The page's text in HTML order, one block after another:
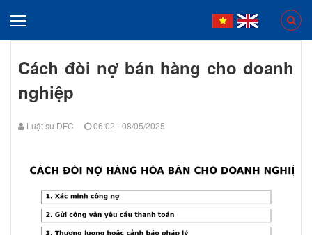
Cách đòi nợ bán hàng cho doanh
nghiệp
Luật sư DFC 06:02 - 08/05/2025